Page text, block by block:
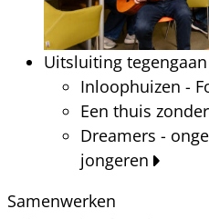
Uitsluiting tegengaan
Inloophuizen -
Een thuis
Dreamers -
jongeren
Samenwerken